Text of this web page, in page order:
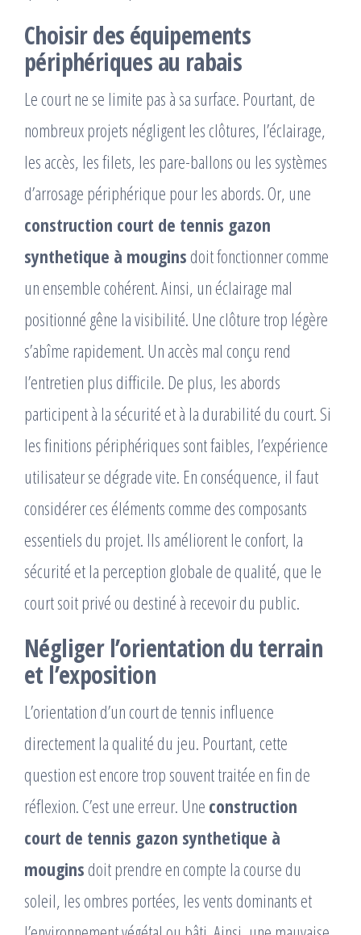
Choisir des équipements
périphériques au rabais
Le court ne se limite pas à sa surface. Pourtant, de
nombreux projets négligent les clôtures, l’éclairage,
les accès, les filets, les pare-ballons ou les systèmes
d’arrosage périphérique pour les abords. Or, une
construction court de tennis gazon
synthetique à mougins doit fonctionner comme
un ensemble cohérent. Ainsi, un éclairage mal
positionné gêne la visibilité. Une clôture trop légère
s’abîme rapidement. Un accès mal conçu rend
l’entretien plus difficile. De plus, les abords
participent à la sécurité et à la durabilité du court. Si
les finitions périphériques sont faibles, l’expérience
utilisateur se dégrade vite. En conséquence, il faut
considérer ces éléments comme des composants
essentiels du projet. Ils améliorent le confort, la
sécurité et la perception globale de qualité, que le
court soit privé ou destiné à recevoir du public.
Négliger l’orientation du terrain
et l’exposition
L’orientation d’un court de tennis influence
directement la qualité du jeu. Pourtant, cette
question est encore trop souvent traitée en fin de
réflexion. C’est une erreur. Une construction
court de tennis gazon synthetique à
mougins doit prendre en compte la course du
soleil, les ombres portées, les vents dominants et